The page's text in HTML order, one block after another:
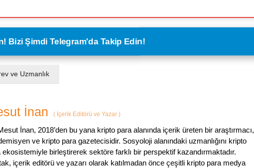
Bizi Şimdi Telegram'da Takip Edin!
ve Uzmanlık
İnan ( İçerik Editörü ve Yazar )
İnan, 2018’den bu yana kripto para alanında içerik üreten bir araştırmacı,
ve kripto para gazetecisidir. Sosyoloji alanındaki uzmanlığını kripto
ekosistemiyle birleştirerek sektöre farklı bir perspektif kazandırmaktadır.
içerik editörü ve yazarı olarak katılmadan önce çeşitli kripto para medya